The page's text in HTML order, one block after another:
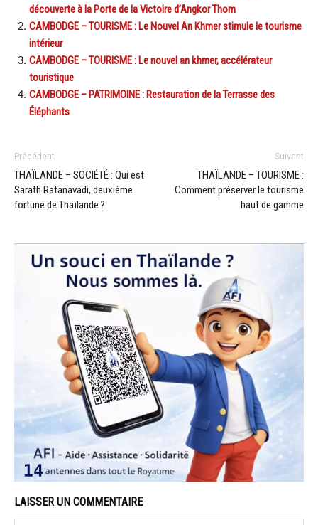
découverte à la Porte de la Victoire d’Angkor Thom
CAMBODGE – TOURISME : Le Nouvel An Khmer stimule le tourisme
intérieur
CAMBODGE – TOURISME : Le nouvel an khmer, accélérateur
touristique
CAMBODGE – PATRIMOINE : Restauration de la Terrasse des
Éléphants
Précédent
THAÏLANDE – SOCIÉTÉ : Qui est
Sarath Ratanavadi, deuxième
fortune de Thaïlande ?
Suivant
THAÏLANDE – TOURISME :
Comment préserver le tourisme
haut de gamme
LAISSER UN COMMENTAIRE